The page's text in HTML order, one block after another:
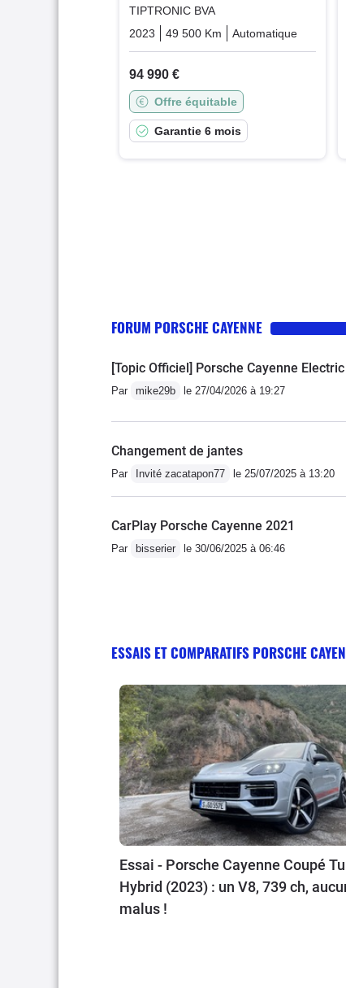
TIPTRONIC BVA
2023
49 500 Km Automatique
94 990 €
Offre équitable
Garantie 6 mois
FORUM PORSCHE CAYENNE
[Topic Officiel] Porsche Cayenne
Par mike29b le 27/04/2026 à 19:27
Changement de jantes
Par Invité zacatapon77 le 25/07/2025 à 13:20
CarPlay Porsche Cayenne 2021
Par bisserier le 30/06/2025 à 06:46
ESSAIS ET COMPARATIFS PORSCHE
Essai - Porsche Cayenne Coupé
Hybrid (2023) : un V8, 739 ch,
malus !